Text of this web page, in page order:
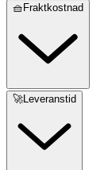
🧺Fraktkostnad
🚀Leveranstid